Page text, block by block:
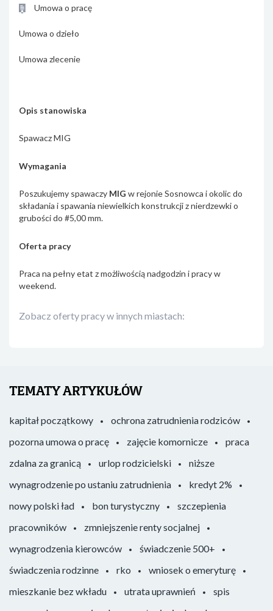
Umowa o pracę
Umowa o dzieło
Umowa zlecenie
Opis stanowiska
Spawacz MIG
Wymagania
Poszukujemy spawaczy MIG w rejonie Sosnowca i okolic do
składania i spawania niewielkich konstrukcji z nierdzewki o
grubości do #5,00 mm.
Oferta pracy
Praca na pełny etat z możliwością nadgodzin i pracy w
weekend.
Zobacz oferty pracy w innych miastach:
TEMATY ARTYKUŁÓW
kapitał początkowy
ochrona zatrudnienia rodziców
pozorna umowa o pracę
zajęcie komornicze
praca
zdalna za granicą
urlop rodzicielski
niższe
wynagrodzenie po ustaniu zatrudnienia
kredyt 2%
nowy polski ład
bon turystyczny
szczepienia
pracowników
zmniejszenie renty socjalnej
wynagrodzenia kierowców
świadczenie 500+
świadczenia rodzinne
rko
wniosek o emeryturę
mieszkanie bez wkładu
utrata uprawnień
spis